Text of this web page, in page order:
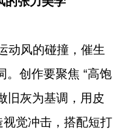
动风的碰撞，催生
。创作要聚焦 “高饱
旧灰为基调，用皮
觉冲击，搭配短打